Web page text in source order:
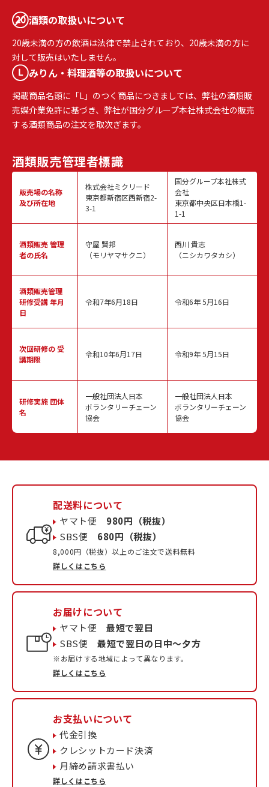
酒類の取扱いについて
20歳未満の方の飲酒は法律で禁止されており、20歳未満の方に
対して販売はいたしません。
みりん・料理酒等の取扱いについて
掲載商品名頭に「L」のつく商品につきましては、弊社の酒類販
売媒介業免許に基づき、弊社が国分グループ本社株式会社の販売
する酒類商品の注文を取次ぎます。
酒類販売管理者標識
販売場の名称
及び所在地
酒類販売管理
者の氏名
酒類販売管理
研修受講 年月
日
次回研修の受
講期限
研修実施 団体
名
株式会社ミクリード
東京都新宿区西新宿2-
3-1
守屋 賢邦
（モリヤマサクニ）
令和7年6月18日
令和10年6月17日
一般社団法人日本
ボランタリーチェーン
協会
国分グループ本社株式
会社
東京都中央区日本橋1-
1-1
西川 貴志
（ニシカワタカシ）
令和6年 5月16日
令和9年 5月15日
一般社団法人日本
ボランタリーチェーン
協会
配送料について
ヤマト便 980円（税抜）
SBS便 680円（税抜）
8,000円（税抜）以上のご注文で送料無料
詳しくはこちら
お届けについて
ヤマト便最短で翌日
SBS便最短で翌日の日中〜夕方
※お届けする地域によって異なります。
詳しくはこちら
お支払いについて
代金引換
クレシットカード決済
月締め請求書払い
詳しくはこちら